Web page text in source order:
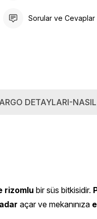
Sorular ve Cevaplar
DETAYLARI-
rizomlu bir süs bitkisidir.
açar ve mekanınıza